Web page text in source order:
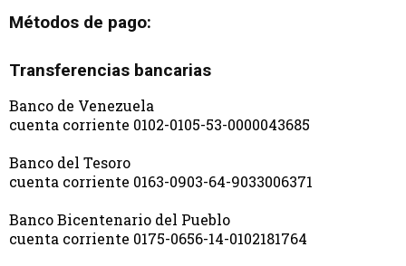
Métodos de pago:
Transferencias bancarias
Banco de Venezuela
cuenta corriente 0102-0105-53-0000043685
Banco del Tesoro
cuenta corriente 0163-0903-64-9033006371
Banco Bicentenario del Pueblo
cuenta corriente 0175-0656-14-0102181764